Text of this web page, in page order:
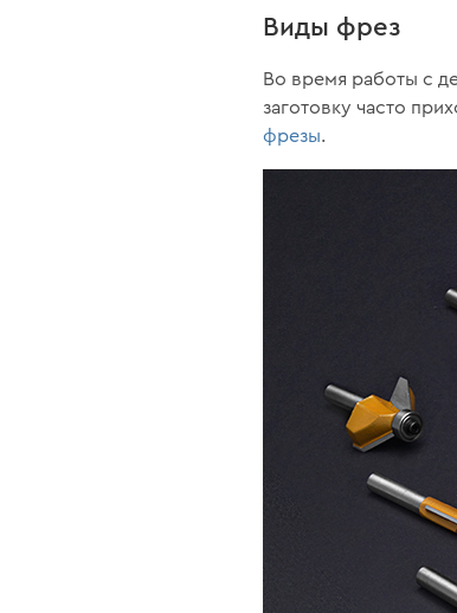
Виды фрез
Во время работы с
заготовку часто
фрезы.